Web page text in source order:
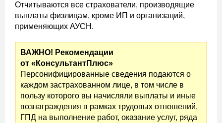
Отчитываются все страхователи, производящие
выплаты физлицам, кроме ИП и организаций,
применяющих АУСН.
ВАЖНО! Рекомендации
от «КонсультантПлюс»
Персонифицированные сведения подаются о
каждом застрахованном лице, в том числе в
пользу которого вы начисляли выплаты и иные
вознаграждения в рамках трудовых отношений,
ГПД на выполнение работ, оказание услуг, ряда